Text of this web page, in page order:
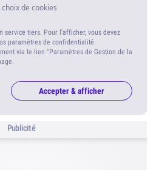
de cookies
service tiers. Pour l'afficher, vous devez
paramètres de confidentialité.
via le lien "Paramètres de Gestion de la
Accepter & afficher
Publicité